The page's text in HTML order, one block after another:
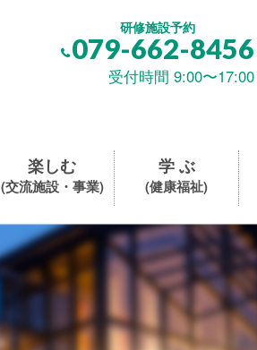
研修施設予約
079-662-8456
受付時間 9:00〜17:00
楽しむ
(交流施設・事業)
学 ぶ
(健康福祉)